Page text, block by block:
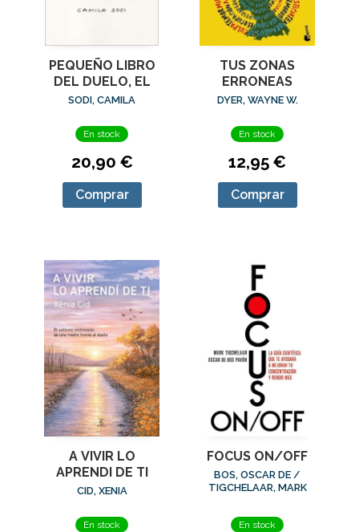
PEQUEÑO LIBRO
DEL DUELO, EL
SODI, CAMILA
En stock
20,90 €
Comprar
TUS ZONAS
ERRONEAS
DYER, WAYNE W.
En stock
12,95 €
Comprar
A VIVIR LO
APRENDI DE TI
CID, XENIA
En stock
FOCUS ON/OFF
BOS, OSCAR DE /
TIGCHELAAR, MARK
En stock